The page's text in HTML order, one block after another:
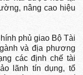
nâng cao hiệu
phủ giao Bộ Tài
và địa phương
các định chế tài
lãnh tín dụng, tổ